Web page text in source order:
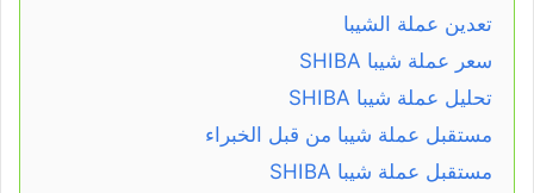
تعدين عملة الشيبا
سعر عملة شيبا SHIBA
تحليل عملة شيبا SHIBA
مستقبل عملة شيبا من قبل الخبراء
مستقبل عملة شيبا SHIBA